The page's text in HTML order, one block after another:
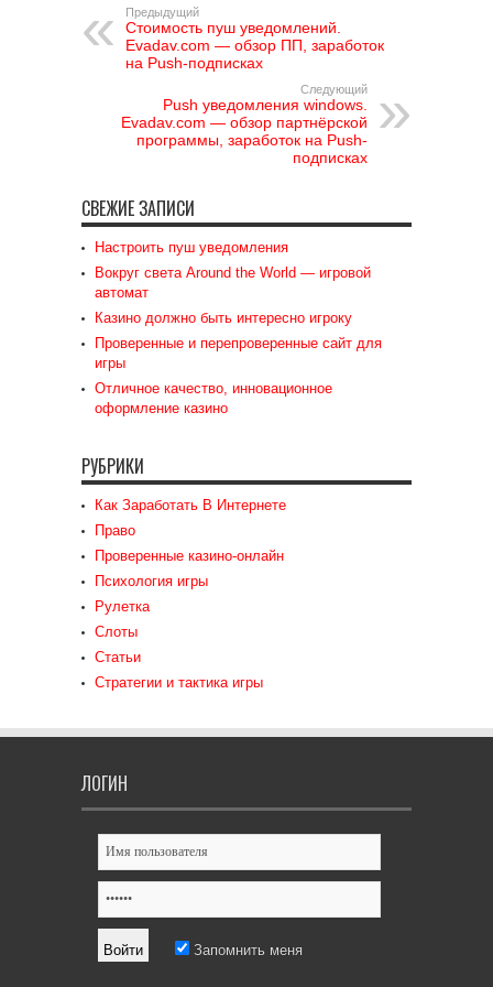
Предыдущий
Стоимость пуш уведомлений.
Evadav.com — обзор ПП, заработок
на Push-подписках
Следующий
Push уведомления windows.
Evadav.com — обзор партнёрской
программы, заработок на Push-
подписках
СВЕЖИЕ ЗАПИСИ
Настроить пуш уведомления
Вокруг света Around the World — игровой
автомат
Казино должно быть интересно игроку
Проверенные и перепроверенные сайт для
игры
Отличное качество, инновационное
оформление казино
РУБРИКИ
Как Заработать В Интернете
Право
Проверенные казино-онлайн
Психология игры
Рулетка
Слоты
Статьи
Стратегии и тактика игры
ЛОГИН
Запомнить меня